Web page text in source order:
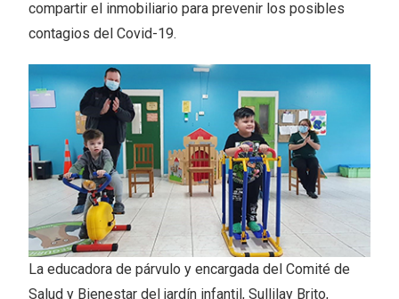
compartir el inmobiliario para prevenir los posibles
contagios del Covid-19.
La educadora de párvulo y encargada del Comité de
Salud y Bienestar del jardín infantil, Sullilay Brito,